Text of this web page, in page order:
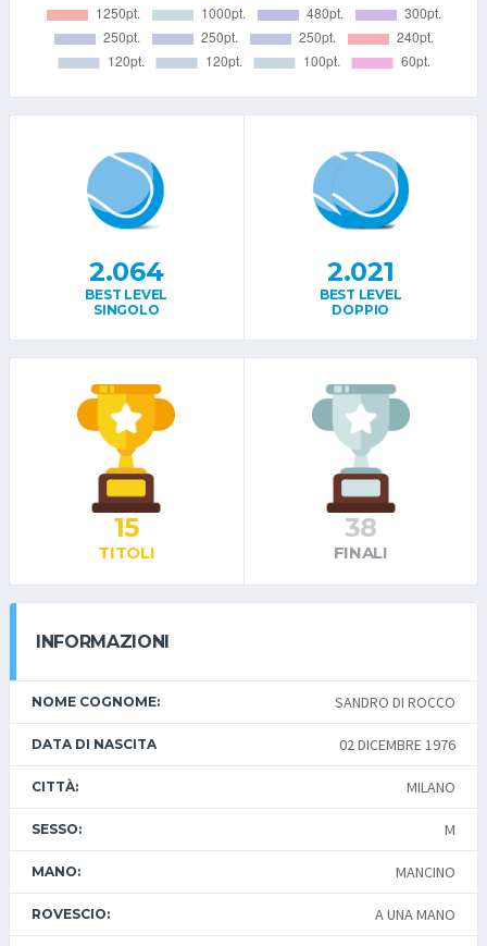
2.064
BEST LEVEL
SINGOLO
2.021
BEST LEVEL
DOPPIO
15
TITOLI
38
FINALI
INFORMAZIONI
NOME COGNOME: SANDRO DI ROCCO
DATA DI NASCITA 02 DICEMBRE 1976
CITTÀ: MILANO
SESSO: M
MANO: MANCINO
ROVESCIO: A UNA MANO